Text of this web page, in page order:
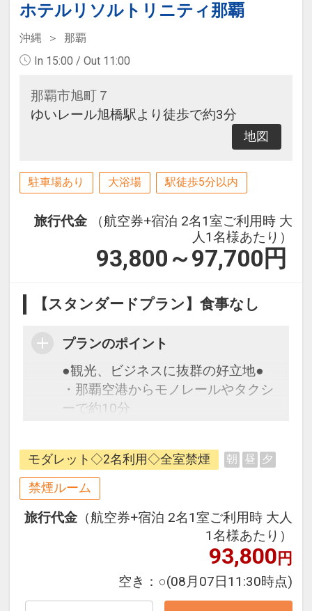
ホテルリソルトリニティ那覇
沖縄
那覇
In 15:00 / Out 11:00
那覇市旭町７
ゆいレール旭橋駅より徒歩で約3分
地図
駐車場あり 大浴場 駅徒歩5分以内
旅行代金
（航空券+宿泊 2名1室ご利用時 大
人1名様あたり）
93,800～97,700 円
【スタンダードプラン】食事なし
プランのポイント
●観光、ビジネスに抜群の好立地●
・那覇空港からモノレールやタクシ
ーで約10分
3分
・国際通り迄徒歩約10分
●沖縄の空が広がるSKY SPA ちゅら
の湯●
ホテルの最上階には、沖縄の空が広
がる開放的な大浴場をご用意。旅の
疲れをいやします。
モダレット◇2名利用◇全室禁煙 朝 昼 夕
禁煙ルーム
旅行代金 （航空券+宿泊 2名1室ご利用時 大人
1名様あたり）
93,800円
空き： ○(08月07日11:30時点)